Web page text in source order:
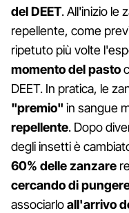
del DEET. All'inizio le
repellente, come
ripetuto più volte
momento del pasto
DEET. In pratica, le
"premio" in sangue
repellente. Dopo
degli insetti è
60% delle zanzare
cercando di
associarloall'arrivo